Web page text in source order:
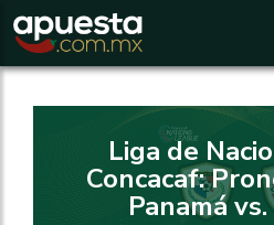
Liga de
Concacaf:
Panamá